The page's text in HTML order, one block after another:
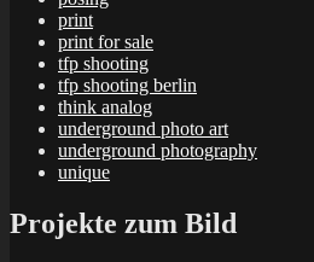
print
print for sale
tfp shooting
tfp shooting berlin
think analog
underground photo art
underground photography
unique
Projekte zum Bild